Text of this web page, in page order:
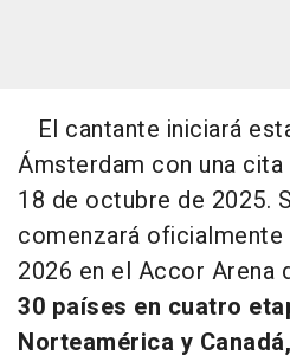
El cantante iniciará
Ámsterdam con una
18 de octubre de 2025.
comenzará
2026 en el Accor Arena
30 países en cuatro
Norteamérica y